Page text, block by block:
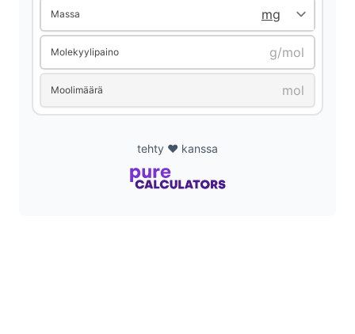
d
Massa
Molekyylipaino
Moolimäärä
tehty ❤️ kanssa